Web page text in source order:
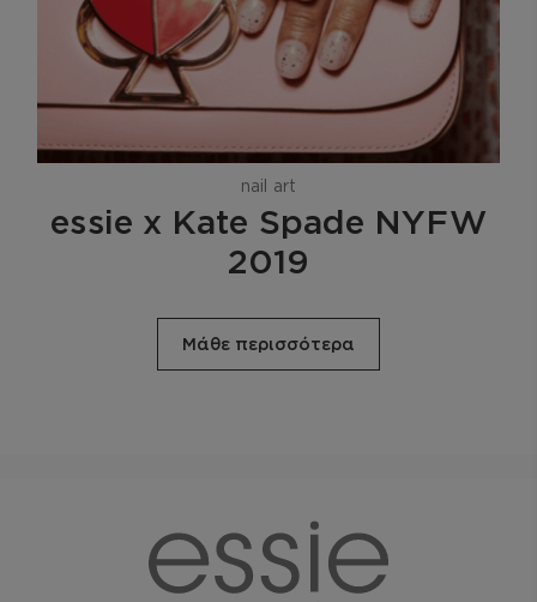
nail art
essie x Kate Spade NYFW
2019
Μάθε περισσότερα